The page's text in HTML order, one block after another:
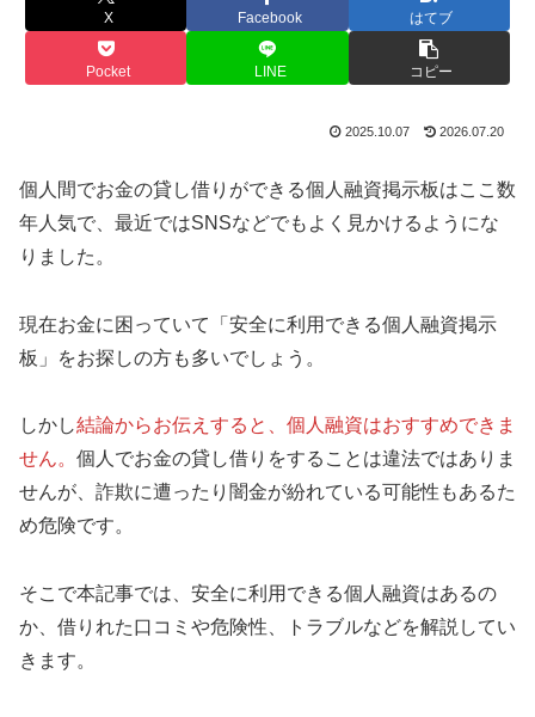
X Facebook はてブ
Pocket LINE コピー
2025.10.07 2026.07.20
個人間でお金の貸し借りができる個人融資掲示板はここ数
年人気で、最近ではSNSなどでもよく見かけるようにな
りました。
現在お金に困っていて「安全に利用できる個人融資掲示
板」をお探しの方も多いでしょう。
しかし結論からお伝えすると、個人融資はおすすめできま
せん。 個人でお金の貸し借りをすることは違法ではありま
せんが、詐欺に遭ったり闇金が紛れている可能性もあるた
め危険です。
そこで本記事では、安全に利用できる個人融資はあるの
か、借りれた口コミや危険性、トラブルなどを解説してい
きます。